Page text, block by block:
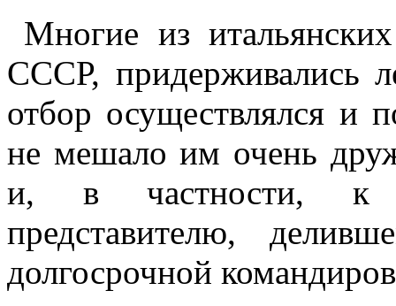
Многие из
СССР, придерживались
отбор осуществлялся и
не мешало им очень
и, в частности, к
представителю,
долгосрочной